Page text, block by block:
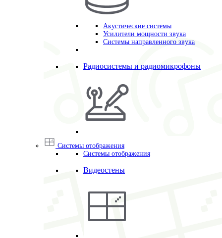
Акустические системы
Усилители мощности звука
Системы направленного звука
Радиосистемы и радиомикрофоны
Системы отображения
Системы отображения
Видеостены